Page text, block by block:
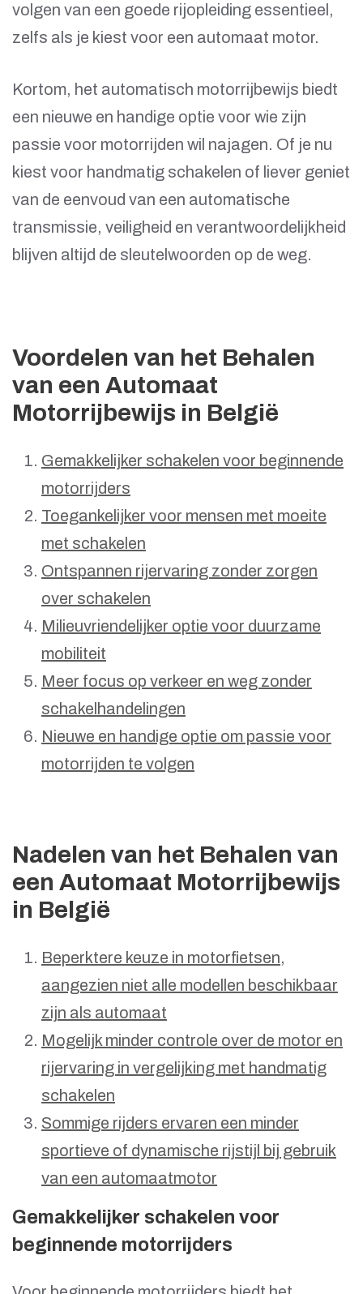
volgen van een goede rijopleiding essentieel,
zelfs als je kiest voor een automaat motor.
Kortom, het automatisch motorrijbewijs biedt
een nieuwe en handige optie voor wie zijn
passie voor motorrijden wil najagen. Of je nu
kiest voor handmatig schakelen of liever geniet
van de eenvoud van een automatische
transmissie, veiligheid en verantwoordelijkheid
blijven altijd de sleutelwoorden op de weg.
Voordelen van het Behalen
van een Automaat
Motorrijbewijs in België
Gemakkelijker schakelen voor beginnende
motorrijders
Toegankelijker voor mensen met moeite
met schakelen
Ontspannen rijervaring zonder zorgen
over schakelen
Milieuvriendelijker optie voor duurzame
mobiliteit
Meer focus op verkeer en weg zonder
schakelhandelingen
Nieuwe en handige optie om passie voor
motorrijden te volgen
Nadelen van het Behalen van
een Automaat Motorrijbewijs
in België
Beperktere keuze in motorfietsen,
aangezien niet alle modellen beschikbaar
zijn als automaat
Mogelijk minder controle over de motor en
rijervaring in vergelijking met handmatig
schakelen
Sommige rijders ervaren een minder
sportieve of dynamische rijstijl bij gebruik
van een automaatmotor
Gemakkelijker schakelen voor
beginnende motorrijders